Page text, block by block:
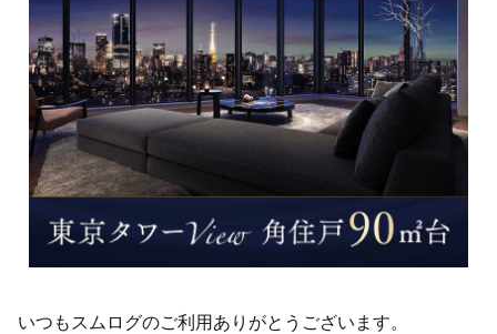
いつもスムログのご利用ありがとうございます。